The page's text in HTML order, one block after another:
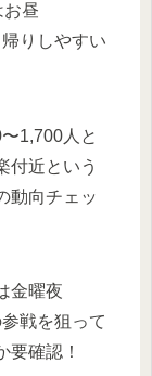
昼
りしやすい
1,700人と
付近という
動向チェッ
金曜夜
戦を狙って
要確認！